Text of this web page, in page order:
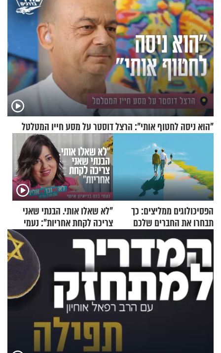
"הוא ניסה לחטוף אותי": הרצל דוסטר על מסע חייו המטלטל
הפסיכולוגים ממליצים: כך
תבחרו את החברים שלכם
"לא שאלו אותי. הבנתי שאני
צריכה לקחת אחריות": נעמי